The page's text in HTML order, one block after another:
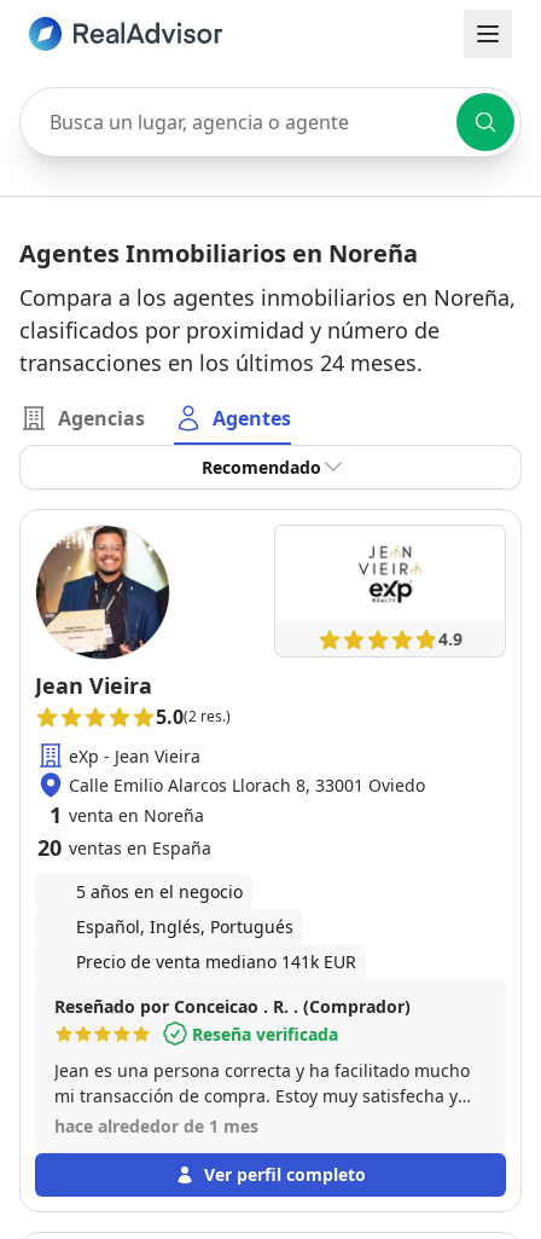
Busca un lugar, agencia o agente
Agentes Inmobiliarios en Noreña
Compara a los agentes inmobiliarios en Noreña,
clasificados por proximidad y número de
transacciones en los últimos 24 meses.
Agencias Agentes
Recomendado
4.9
Jean Vieira
5.0(2 res.)
eXp - Jean Vieira
Calle Emilio Alarcos Llorach 8, 33001 Oviedo
1 venta en Noreña
20 ventas en España
5 años en el negocio
Español, Inglés, Portugués
Precio de venta mediano 141k EUR
Reseñado por Conceicao . R. . (Comprador)
Reseña verificada
Jean es una persona correcta y ha facilitado mucho
mi transacción de compra. Estoy muy satisfecha y
recomiendo a este gran profesional.
hace alrededor de 1 mes
Ver perfil completo